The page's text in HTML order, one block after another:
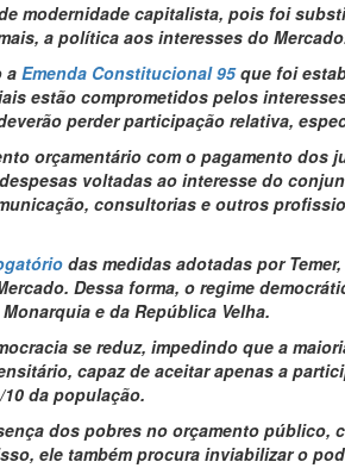
modernidade capitalista, pois foi
a política aos interesses do
a Emenda Constitucional 95que foi
estão comprometidos pelos
perder participação relativa,
orçamentário com o pagamento dos
voltadas ao interesse do
consultorias e outros
das medidas adotadas por
Dessa forma, o regime
e da República Velha.
se reduz, impedindo que a
capaz de aceitar apenas a
da população.
dos pobres no orçamento
ele também procura inviabilizar o